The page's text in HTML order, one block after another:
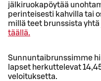
jälkiruokapöytää
perinteisesti kahvilla tai
millä teet brunssista yhtä
täällä.
Sunnuntaibrunssimme
lapset herkuttelevat
veloituksetta.